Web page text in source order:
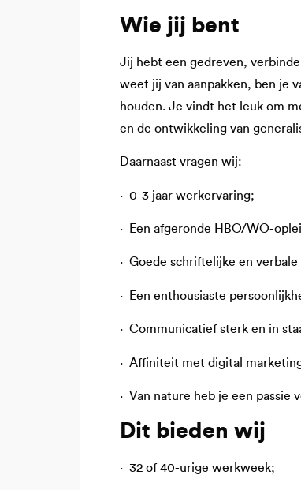
Wie jij bent
Jij hebt een gedreven,
weet jij van aanpakken, ben je
houden. Je vindt het leuk om
en de ontwikkeling van
Daarnaast vragen wij:
· 0-3 jaar werkervaring;
· Een afgeronde HBO/WO-
· Goede schriftelijke en
· Een enthousiaste
· Communicatief sterk en in
· Affiniteit met digital
· Van nature heb je een passie
Dit bieden wij
· 32 of 40-urige werkweek;